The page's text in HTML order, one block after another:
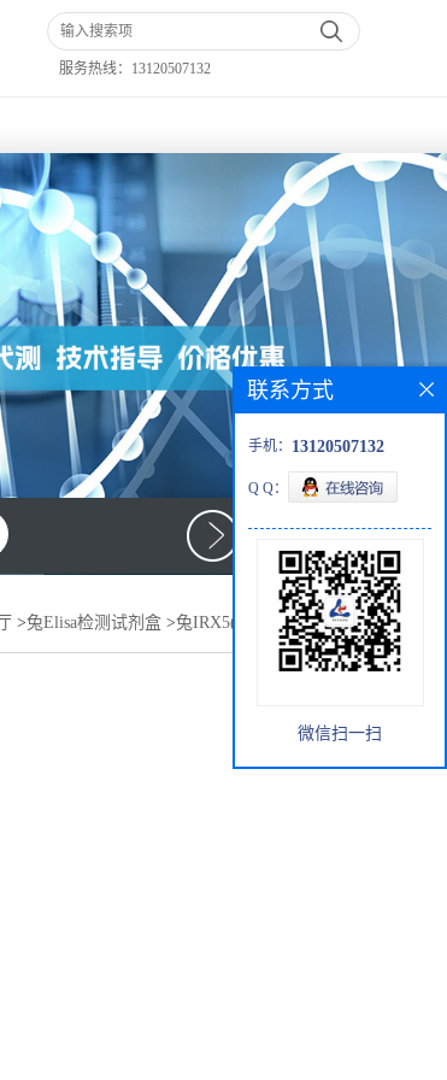
服务热线： 13120507132
>兔Elisa检测试剂盒 >兔IRX5(IRX5)elisa试剂盒
联系方式
手机： 13120507132
Q Q：
微信扫一扫